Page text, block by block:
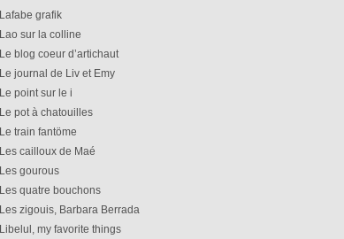
Lafabe grafik
Lao sur la colline
Le blog coeur d’artichaut
Le journal de Liv et Emy
Le point sur le i
Le pot à chatouilles
Le train fantöme
Les cailloux de Maé
Les gourous
Les quatre bouchons
Les zigouis, Barbara Berrada
Libelul, my favorite things